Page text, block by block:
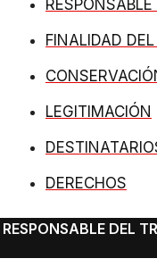
FINALIDAD
LEGITIMACIÓN
DERECHOS
RESPONSABLE DEL